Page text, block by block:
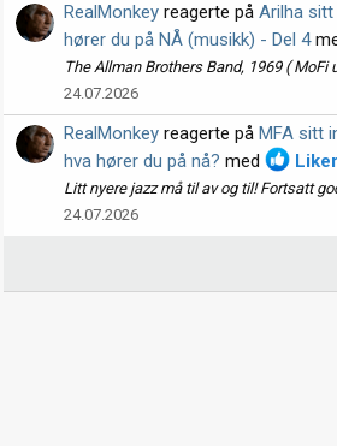
RealMonkey reagerte på Arilha sitt
hører du på NÅ (musikk) - Del 4
The Allman Brothers Band, 1969 ( MoFi
24.07.2026
RealMonkey reagerte på MFA sitt
hva hører du på nå? med Liker
Litt nyere jazz må til av og til! Fortsatt
24.07.2026